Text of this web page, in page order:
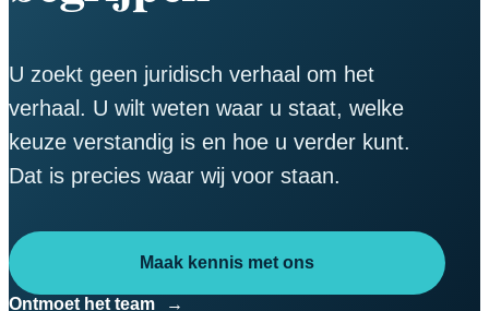
U zoekt geen juridisch verhaal om het
verhaal. U wilt weten waar u staat, welke
keuze verstandig is en hoe u verder kunt.
Dat is precies waar wij voor staan.
Maak kennis met ons
Ontmoet het team →